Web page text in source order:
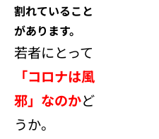
割れていること
があります。
若者にとって
「コロナは風
邪」なのかど
うか。